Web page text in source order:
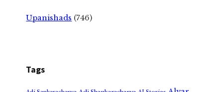
Upanishads (746)
Tags